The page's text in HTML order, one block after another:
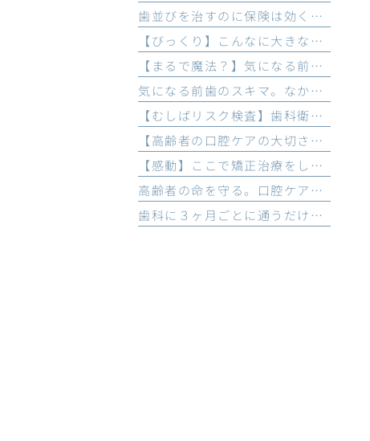
歯並びを治すのに保険は効くの？効かないの？
【びっくり】こんなに大きな前歯の隙間も削らずに治せる！
【まるで魔法？】気になる前歯の隙間。無かったことにできたら、すごくないですか？〜Case2~
気になる前歯のスキマ。なかったことにできたら、すごくないですか？ 〜Case1~
【むしばリスク検査】歯科衛生士たちの覚悟に感動！！あえて大変な道を。
【高齢者の口腔ケアの大切さ】急患の９０歳の口の中に唖然
【感動】ここで矯正治療をしたいから、地元の大学受験、頑張ります！！
高齢者の命を守る。口腔ケアは、大切な命のケア。
歯科に３ヶ月ごとに通うだけで、３０年後の未来が変わる！〜アクセルソン博士の論文から〜